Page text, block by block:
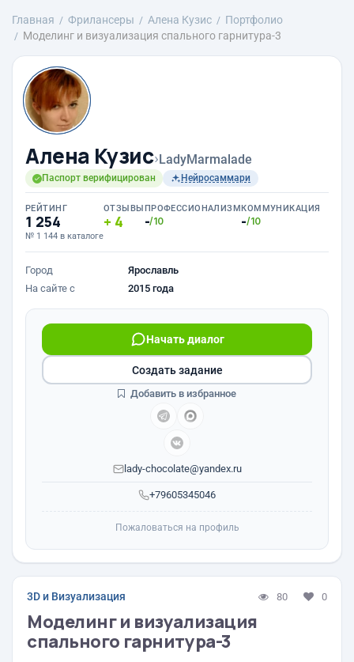
Главная Фрилансеры Алена Кузис
Портфолио
Моделинг и визуализация спального гарнитура-3
Алена Кузис›LadyMarmalade
Паспорт верифицирован Нейросаммари
РЕЙТИНГ
1 254
№ 1 144 в каталоге
ОТЗЫВЫ
4
ПРОФЕССИОНАЛИЗМ
-/10
КОММУНИКАЦИЯ
-/10
Город
Ярославль
На сайте с
2015 года
+79605345046
Начать диалог
lady-chocolate@yandex.ru
Создать задание
Добавить в избранное
Пожаловаться на профиль
3D и Визуализация 80 0
Моделинг и визуализация
спального гарнитура-3